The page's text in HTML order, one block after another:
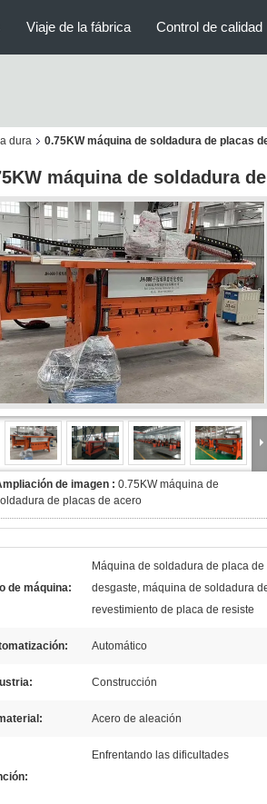
Viaje de la fábrica Control de calidad
dura 0.75KW máquina de soldadura de placas
máquina de soldadura
de imagen : 0.75KW máquina de
de placas de acero
de máquina:
Máquina de soldadura de placa de
desgaste, máquina de soldadura
revestimiento de placa de resiste
Automático
Construcción
Acero de aleación
Enfrentando las dificultades